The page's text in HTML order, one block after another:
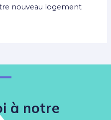
nouveau logement
à notre